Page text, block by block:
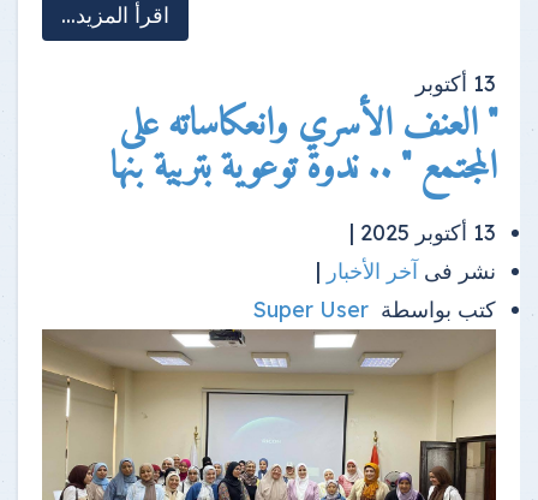
اقرأ المزيد...
13 أكتوبر
" العنف الأسري وانعكاساته على
المجتمع " .. ندوة توعوية بتربية بنها
13 أكتوبر 2025 |
نشر فى آخر الأخبار |
كتب بواسطة Super User